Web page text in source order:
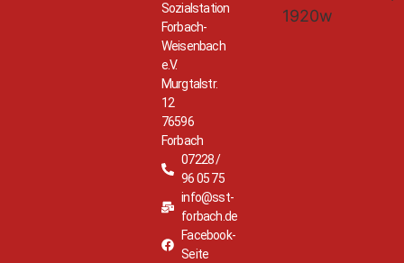
Sozialstation
Forbach-
Weisenbach
e.V.
Murgtalstr.
12
76596
Forbach
07228 /
96 05 75
info@sst-
forbach.de
Facebook-
Seite